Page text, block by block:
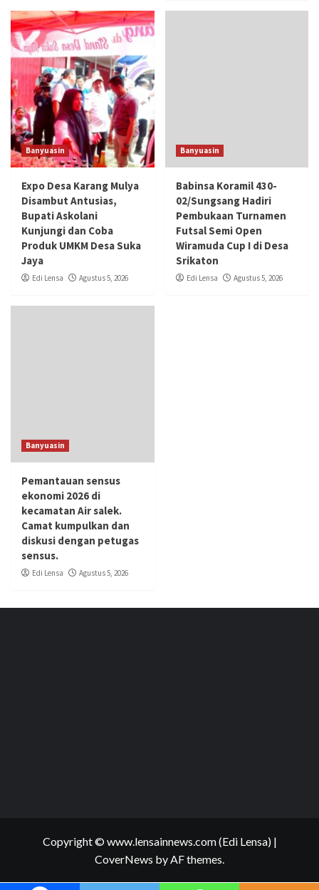
Banyuasin
Expo Desa Karang Mulya
Disambut Antusias,
Bupati Askolani
Kunjungi dan Coba
Produk UMKM Desa Suka
Jaya
Edi Lensa Agustus 5, 2026
Banyuasin
Babinsa Koramil 430-
02/Sungsang Hadiri
Pembukaan Turnamen
Futsal Semi Open
Wiramuda Cup I di Desa
Srikaton
Edi Lensa Agustus 5, 2026
Banyuasin
Pemantauan sensus
ekonomi 2026 di
kecamatan Air salek.
Camat kumpulkan dan
diskusi dengan petugas
sensus.
Edi Lensa Agustus 5, 2026
Copyright © www.lensainnews.com (Edi Lensa) |
CoverNews by AF themes.